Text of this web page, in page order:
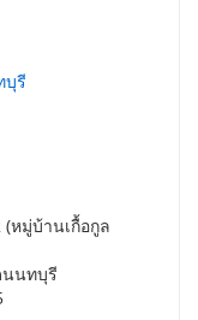
บุรี
หมู่บ้านเกื้อกูล
นนทบุรี